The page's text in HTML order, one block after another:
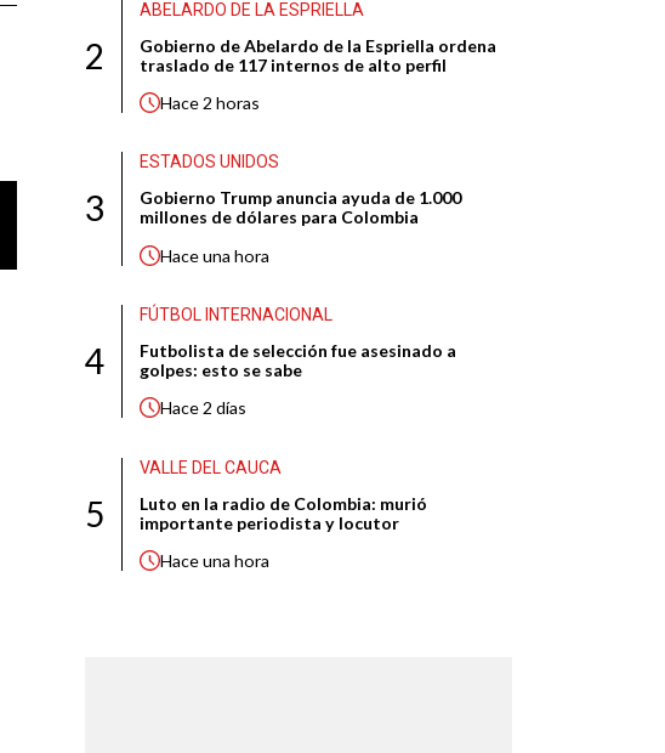
2
ABELARDO DE LA ESPRIELLA
Gobierno de Abelardo de la Espriella ordena
traslado de 117 internos de alto perfil
Hace2 horas
3
ESTADOS UNIDOS
Gobierno Trump anuncia ayuda de 1.000
millones de dólares para Colombia
Haceuna hora
4
FÚTBOL INTERNACIONAL
Futbolista de selección fue asesinado a
golpes: esto se sabe
Hace2 días
5
VALLE DEL CAUCA
Luto en la radio de Colombia: murió
importante periodista y locutor
Haceuna hora